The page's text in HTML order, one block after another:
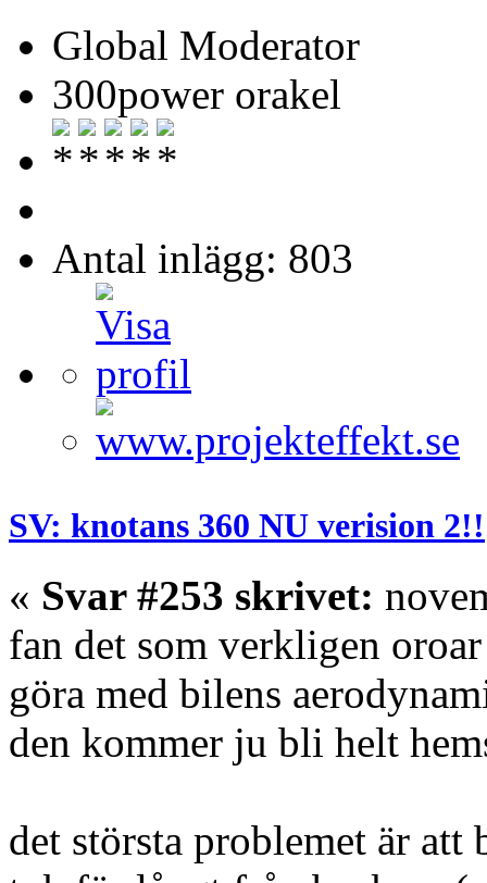
Global Moderator
300power orakel
Antal inlägg: 803
SV: knotans 360 NU verision 2!!
« Svar #253 skrivet:
fan det som verkligen
göra med bilens
den kommer ju bli helt
det största problemet är att